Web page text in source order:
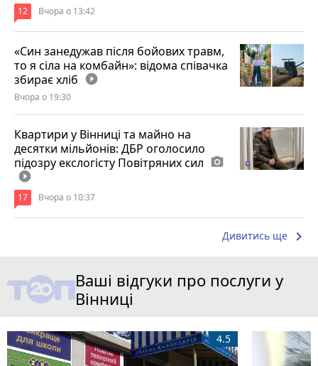
12 Вчора о 13:42
«Син занедужав після бойових травм,
то я сіла на комбайн»: відома співачка
збирає хліб play_circle_filled
Вчора о 19:30
Квартири у Вінниці та майно на
десятки мільйонів: ДБР оголосило
підозру екслогісту Повітряних сил photo_camera
play_circle_filled
17 Вчора о 10:37
Дивитись ще keyboard_arrow_right
Ваші відгуки про послуги у
Вінниці
4.5